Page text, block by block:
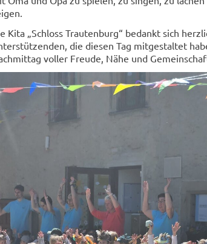
Kita „Schloss Trautenburg“ bedankt sich
die diesen Tag mitgestaltet
voller Freude, Nähe und